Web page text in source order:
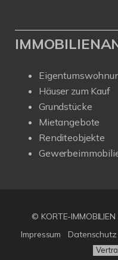
Häuser zum Kauf
Grundstücke
Mietangebote
Renditeobjekte
© KORTE-IMMOBILIEN
Impressum
Datenschutz